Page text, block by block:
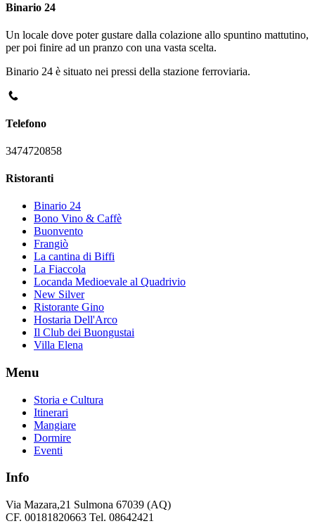
Binario 24
Un locale dove poter gustare dalla colazione allo spuntino mattutino,
per poi finire ad un pranzo con una vasta scelta.
Binario 24 è situato nei pressi della stazione ferroviaria.
Telefono
3474720858
Ristoranti
Binario 24
Bono Vino & Caffè
Buonvento
Frangiò
La cantina di Biffi
La Fiaccola
Locanda Medioevale al Quadrivio
New Silver
Ristorante Gino
Hostaria Dell'Arco
Il Club dei Buongustai
Villa Elena
Menu
Storia e Cultura
Itinerari
Mangiare
Dormire
Eventi
Info
Via Mazara,21 Sulmona 67039 (AQ)
CF. 00181820663 Tel. 08642421